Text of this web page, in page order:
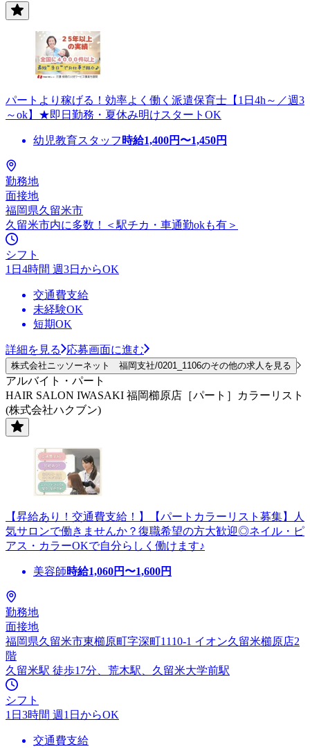
パートより稼げる！効率よく働く派遣保育士【1日4h～／週3
～ok】★即日勤務・夏休み明けスタートOK
幼児教育スタッフ 時給1,400円〜1,450円
勤務地
面接地
福岡県久留米市
久留米市内に多数！＜駅チカ・車通勤okも有＞
シフト
1日4時間 週3日からOK
交通費支給
未経験OK
短期OK
詳細を見る 応募画面に進む
株式会社ニッソーネット 福岡支社/0201_1106のその他の求人を見る
アルバイト・パート
HAIR SALON IWASAKI 福岡櫛原店［パート］カラーリスト
(株式会社ハクブン)
【昇給あり！交通費支給！】【パートカラーリスト募集】人
気サロンで働きませんか？復職希望の方大歓迎◎ネイル・ピ
アス・カラーOKで自分らしく働けます♪
美容師時給1,060円〜1,600円
勤務地
面接地
福岡県久留米市東櫛原町字深町1110-1 イオン久留米櫛原店2
階
久留米駅 徒歩17分、荒木駅、久留米大学前駅
シフト
1日3時間 週1日からOK
交通費支給